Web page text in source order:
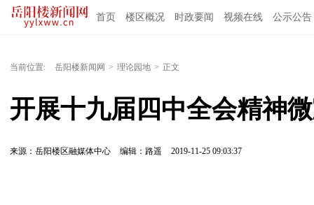
首页 楼区概况 时政要闻 视频在线 公示公告
当前位置: 岳阳楼新闻网 > 理论园地 > 正文
开展十九届四中全会精神
来源：岳阳楼区融媒体中心 编辑：路遥 2019-11-25 09:03:37